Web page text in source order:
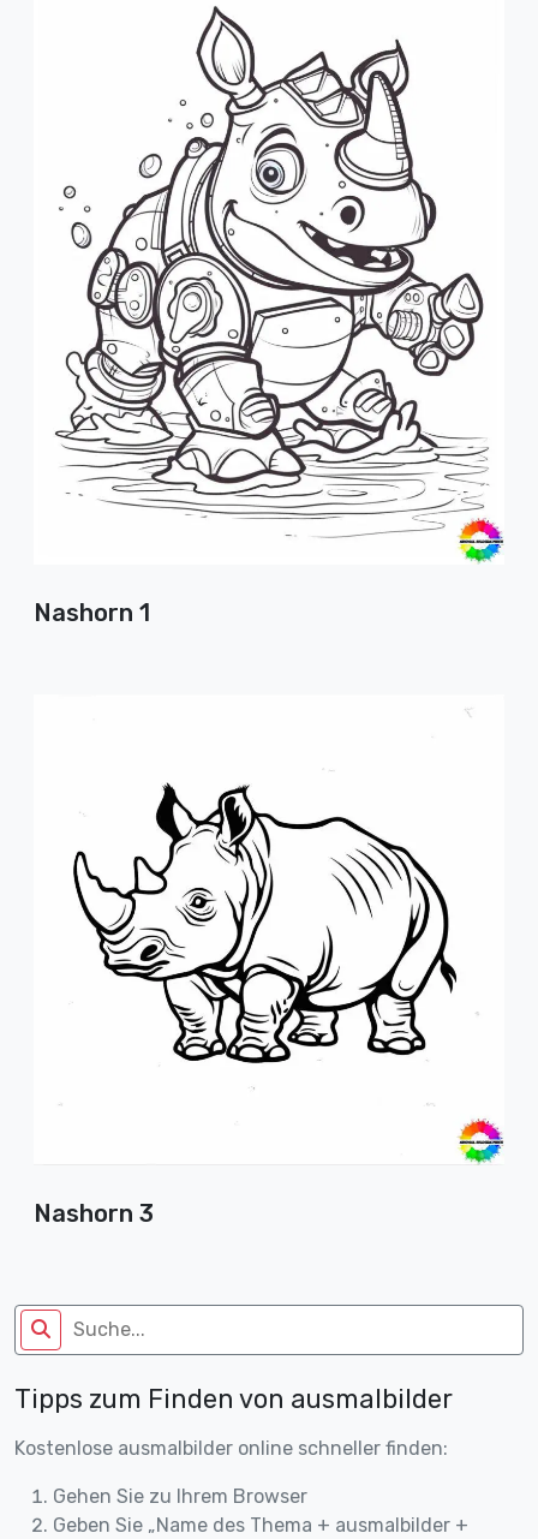
Nashorn 1
Nashorn 3
Tipps zum Finden von ausmalbilder
Kostenlose ausmalbilder online schneller finden:
Gehen Sie zu Ihrem Browser
Geben Sie „Name des Thema + ausmalbilder +